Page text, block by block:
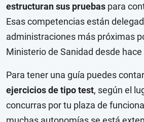
estructuran sus pruebas para
Esas competencias están
administraciones más próximas
Ministerio de Sanidad desde
Para tener una guía puedes
ejercicios de tipo test, según el
concurras por tu plaza de